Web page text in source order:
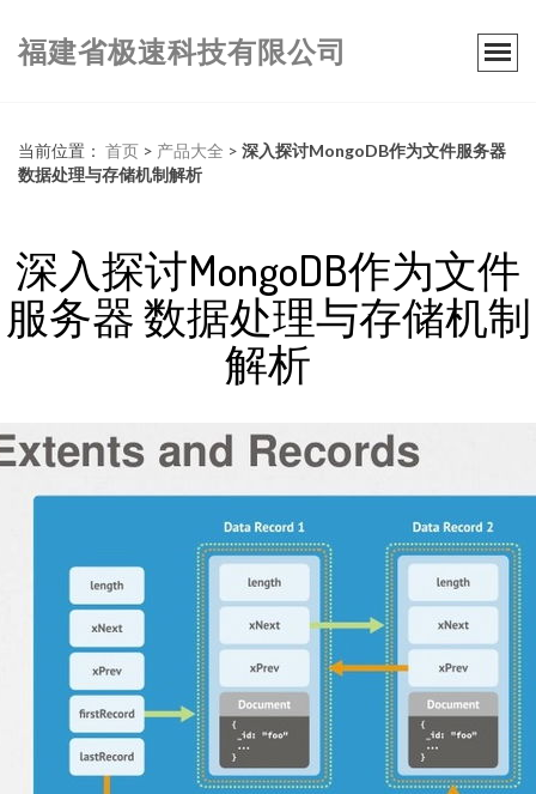
福建省极速科技有限公司
当前位置： 首页 > 产品大全 > 深入探讨MongoDB作为文件服务器
数据处理与存储机制解析
深入探讨MongoDB作为文件
服务器 数据处理与存储机制
解析